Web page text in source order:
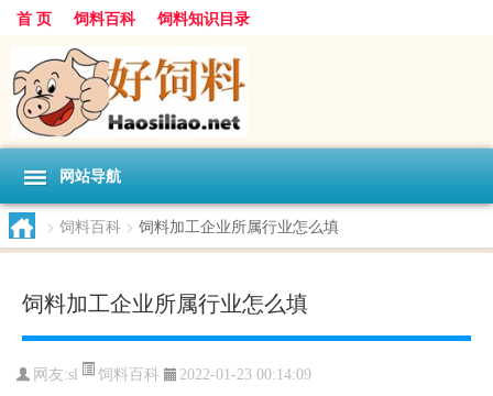
首 页 饲料百科 饲料知识目录
网站导航
> 饲料百科 > 饲料加工企业所属行业怎么填
饲料加工企业所属行业怎么填
网友:sl 饲料百科 2022-01-23 00:14:09